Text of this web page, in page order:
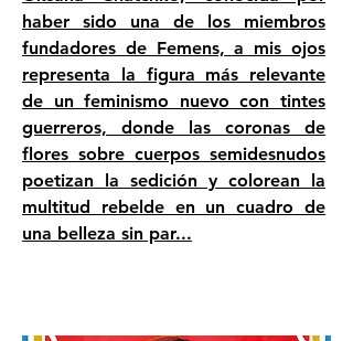
haber sido una de los miembros
fundadores de Femens, a mis ojos
representa la figura más relevante
de un feminismo nuevo con tintes
guerreros, donde las coronas de
flores sobre cuerpos semidesnudos
poetizan la sedición y colorean la
multitud rebelde en un cuadro de
una belleza sin par...